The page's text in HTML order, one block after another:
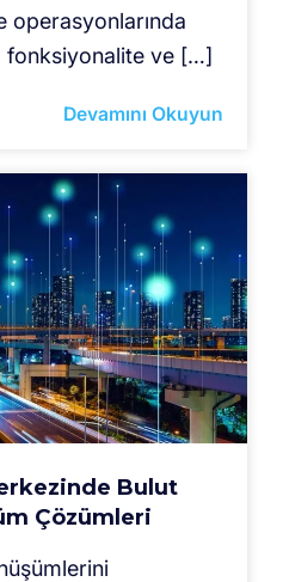
fonksiyonalite ve […]
Devamını Okuyun
Bulut
Çözümleri